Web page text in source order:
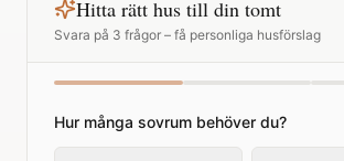
Hitta rätt hus till din tomt
Svara på 3 frågor – få personliga husförslag
Hur många sovrum behöver du?